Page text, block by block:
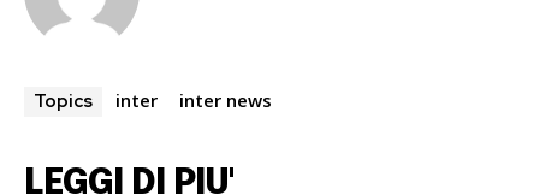
Topics inter inter news
LEGGI DI PIU'